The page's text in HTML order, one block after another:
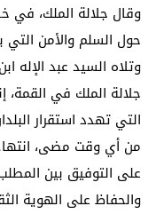
وقال جلالة الملك، في
حول السلم والأمن التي
وتلاه السيد عبد الإله
جلالة الملك في القمة،
التي تهدد استقرار
من أي وقت مضى،
على التوفيق بين
والحفاظ على الهوية